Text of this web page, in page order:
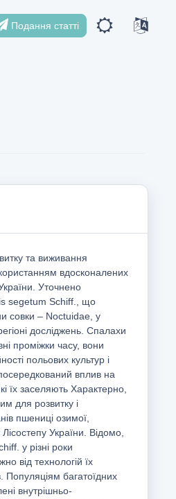
Подання статті
та виживання
вдосконалених
Уточнено
segetum Schiff., що
совки – Noctuidae, у
досліджень. Спалахи
проміжки часу, вони
польових культур і
вплив на
їх заселяють Характерно,
для розвитку і
пшениці озимої,
України. Відомо,
у різні роки
від технологій їх
Популяціям багатоїдних
внутрішньо-